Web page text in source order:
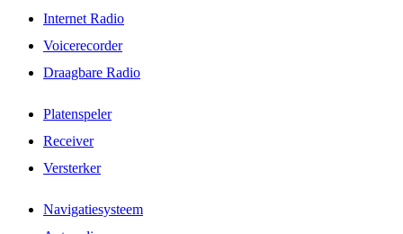
Internet Radio
Voicerecorder
Draagbare Radio
Platenspeler
Receiver
Versterker
Navigatiesysteem